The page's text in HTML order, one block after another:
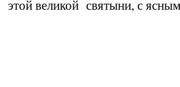
этой великой святы­ни, с